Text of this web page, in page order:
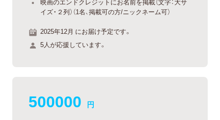
イズ・２列）（1名、掲載可の方/ニックネーム可）
2025年12月 にお届け予定です。
5人が応援しています。
500000 円